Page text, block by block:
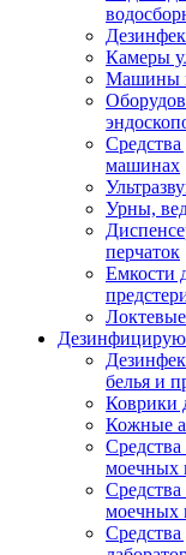
Камеры
Машины
машинах
Урны,
перчаток
Емкости
белья и
Коврики
Кожные
моечных
моечных
Средства